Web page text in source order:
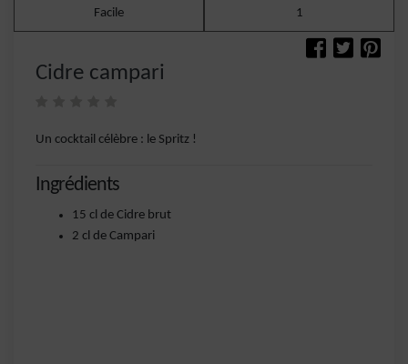
Facile
1
Cidre campari
Un cocktail célèbre : le Spritz !
Ingrédients
15 cl de Cidre brut
2 cl de Campari